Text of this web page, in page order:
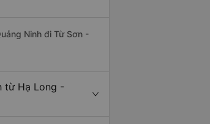
Ninh đi Từ Sơn -
từ Hạ Long -